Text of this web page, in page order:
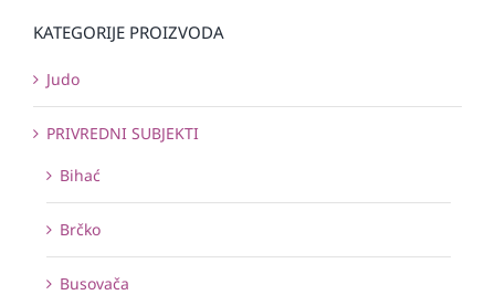
KATEGORIJE PROIZVODA
Judo
PRIVREDNI SUBJEKTI
Bihać
Brčko
Busovača